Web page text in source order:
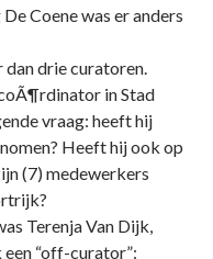
Coene was er anders
drie curatoren.
in Stad
vraag: heeft hij
Heeft hij ook op
(7) medewerkers
Terenja Van Dijk,
“off-curator”: